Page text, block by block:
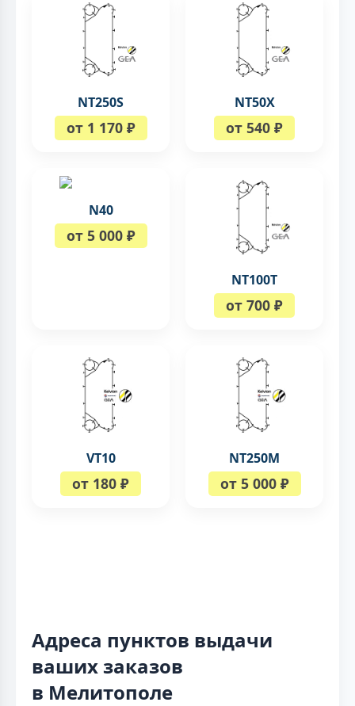
NT250S
от 1 170 ₽
NT50X
от 540 ₽
N40
от 5 000 ₽
NT100T
от 700 ₽
VT10
от 180 ₽
NT250M
от 5 000 ₽
Адреса пунктов выдачи
ваших заказов
в Мелитополе